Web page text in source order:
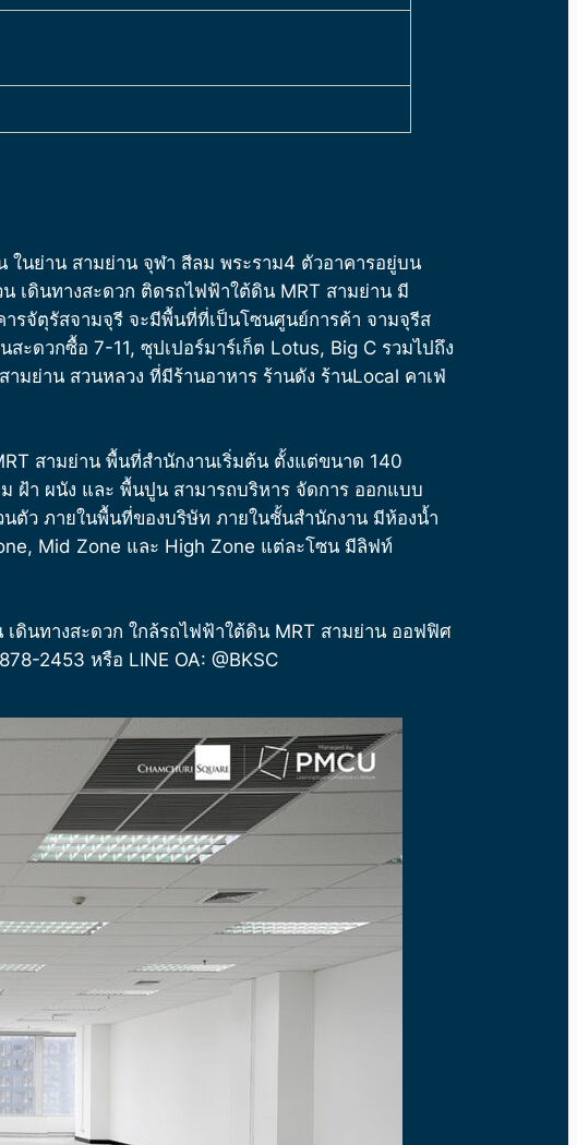
ในย่าน สามย่าน จุฬา สีลม พระราม4 ตัวอาคารอยู่บน
ดินทางสะดวก ติดรถไฟฟ้าใต้ดิน MRT สามย่าน มี
ารจัตุรัสจามจุรี จะมีพื้นที่ที่เป็นโซนศูนย์การค้า จามจุรีส
ะดวกซื้อ 7-11, ซุปเปอร์มาร์เก็ต Lotus, Big C รวมไปถึง
มย่าน สวนหลวง ที่มีร้านอาหาร ร้านดัง ร้านLocal คาเฟ่
สามย่าน พื้นที่สำนักงานเริ่มต้น ตั้งแต่ขนาด 140
ฝ้า ผนัง และ พื้นปูน สามารถบริหาร จัดการ ออกแบบ
ตัว ภายในพื้นที่ของบริษัท ภายในชั้นสำนักงาน มีห้องน้ำ
Mid Zone และ High Zone แต่ละโซน มีลิฟท์
ดินทางสะดวก ใกล้รถไฟฟ้าใต้ดิน MRT สามย่าน ออฟฟิศ
2453 หรือ LINE OA: @BKSC